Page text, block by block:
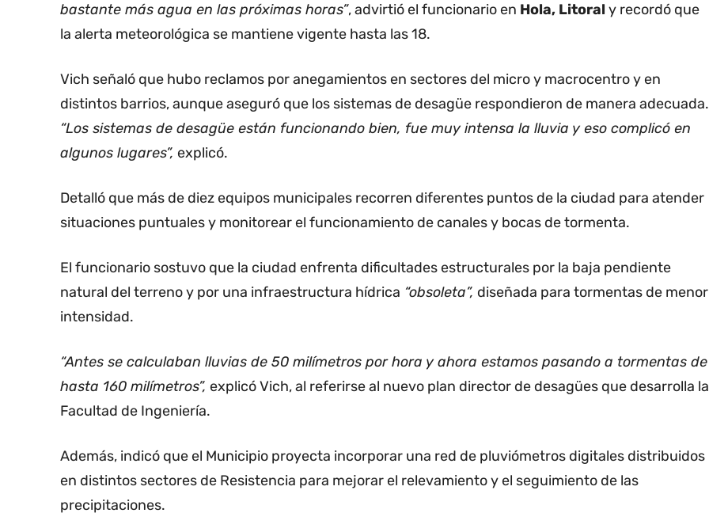
bastante más agua en las próximas horas”, advirtió el funcionario en Hola, Litoral y recordó que
la alerta meteorológica se mantiene vigente hasta las 18.
Vich señaló que hubo reclamos por anegamientos en sectores del micro y macrocentro y en
distintos barrios, aunque aseguró que los sistemas de desagüe respondieron de manera adecuada.
“Los sistemas de desagüe están funcionando bien, fue muy intensa la lluvia y eso complicó en
algunos lugares”, explicó.
Detalló que más de diez equipos municipales recorren diferentes puntos de la ciudad para atender
situaciones puntuales y monitorear el funcionamiento de canales y bocas de tormenta.
El funcionario sostuvo que la ciudad enfrenta dificultades estructurales por la baja pendiente
natural del terreno y por una infraestructura hídrica “obsoleta”, diseñada para tormentas de menor
intensidad.
“Antes se calculaban lluvias de 50 milímetros por hora y ahora estamos pasando a tormentas de
hasta 160 milímetros”, explicó Vich, al referirse al nuevo plan director de desagües que desarrolla la
Facultad de Ingeniería.
Además, indicó que el Municipio proyecta incorporar una red de pluviómetros digitales distribuidos
en distintos sectores de Resistencia para mejorar el relevamiento y el seguimiento de las
precipitaciones.